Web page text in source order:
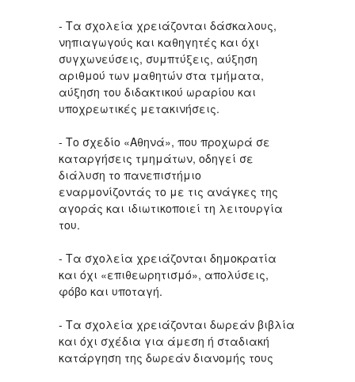
- Τα σχολεία χρειάζονται δάσκαλους,
νηπιαγωγούς και καθηγητές και όχι
συγχωνεύσεις, συμπτύξεις, αύξηση
αριθμού των μαθητών στα τμήματα,
αύξηση του διδακτικού ωραρίου και
υποχρεωτικές μετακινήσεις.
- Το σχεδίο «Αθηνά», που προχωρά σε
καταργήσεις τμημάτων, οδηγεί σε
διάλυση το πανεπιστήμιο
εναρμονίζοντάς το με τις ανάγκες της
αγοράς και ιδιωτικοποιεί τη λειτουργία
του.
- Τα σχολεία χρειάζονται δημοκρατία
και όχι «επιθεωρητισμό», απολύσεις,
φόβο και υποταγή.
- Τα σχολεία χρειάζονται δωρεάν βιβλία
και όχι σχέδια για άμεση ή σταδιακή
κατάργηση της δωρεάν διανομής τους